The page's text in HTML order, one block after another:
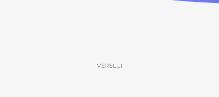
VERSLUI